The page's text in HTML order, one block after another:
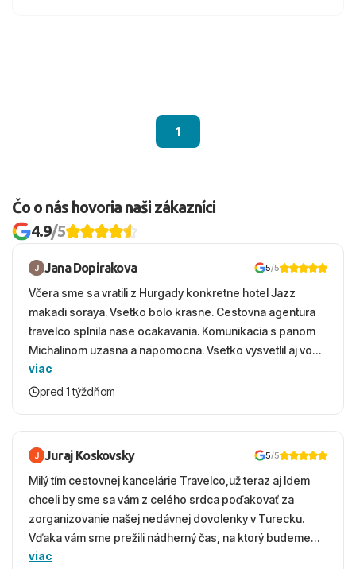
1
Čo o nás hovoria naši zákazníci
4.9/5
Jana Dopirakova 5/5
Včera sme sa vratili z Hurgady konkretne hotel Jazz
makadi soraya. Vsetko bolo krasne. Cestovna agentura
travelco splnila nase ocakavania. Komunikacia s panom
Michalinom uzasna a napomocna. Vsetko vysvetlil aj vo
vecernych hodinach zaco sa ospravedlnujem. Hotel
krasny, cisty. Sluzby top. Strava, prostredie, more,
viac
pred 1 týždňom
Juraj Koskovsky 5/5
Milý tím cestovnej kancelárie Travelco,už teraz aj Idem
chceli by sme sa vám z celého srdca poďakovať za
zorganizovanie našej nedávnej dovolenky v Turecku.
Vďaka vám sme prežili nádherný čas, na ktorý budeme
ešte dlho s úsmevom spomínať. ​Všetko prebehlo
viac